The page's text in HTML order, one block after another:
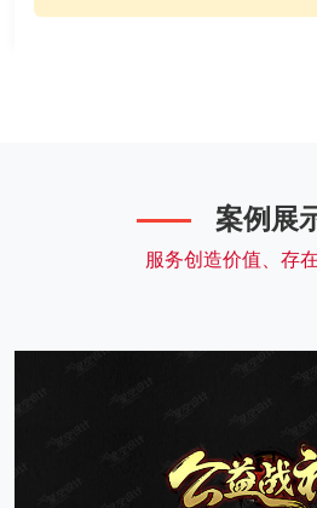
案例展
服务创造价值、存